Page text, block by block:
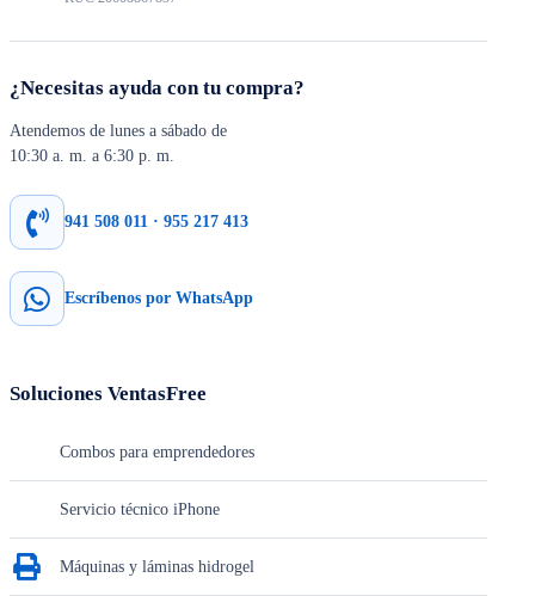
¿Necesitas ayuda con tu compra?
Atendemos de lunes a sábado de
10:30 a. m. a 6:30 p. m.
941 508 011 · 955 217 413
Escríbenos por WhatsApp
Soluciones VentasFree
Combos para emprendedores
Servicio técnico iPhone
Máquinas y láminas hidrogel